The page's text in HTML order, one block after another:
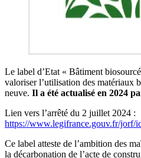
Le label d’Etat « Bâtiment
valoriser l’utilisation des matériaux
neuve. Il a été actualisé en 2024
Lien vers l’arrêté du 2 juillet 2024 :
https://www.legifrance.gouv.fr/jorf/
Ce label atteste de l’ambition des
la décarbonation de l’acte de